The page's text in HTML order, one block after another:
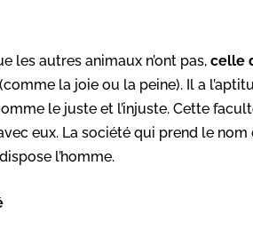
les autres animaux n’ont pas, celle
la joie ou la peine). Il a
le juste et l’injuste. Cette
eux. La société qui prend le
l’homme.